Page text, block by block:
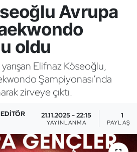
Avrupa
oldu
Elifnaz Köseoğlu,
Şampiyonası’nda
zirveye çıktı.
21.11.2025 - 22:15
YAYINLANMA
1
PAYLAŞIM